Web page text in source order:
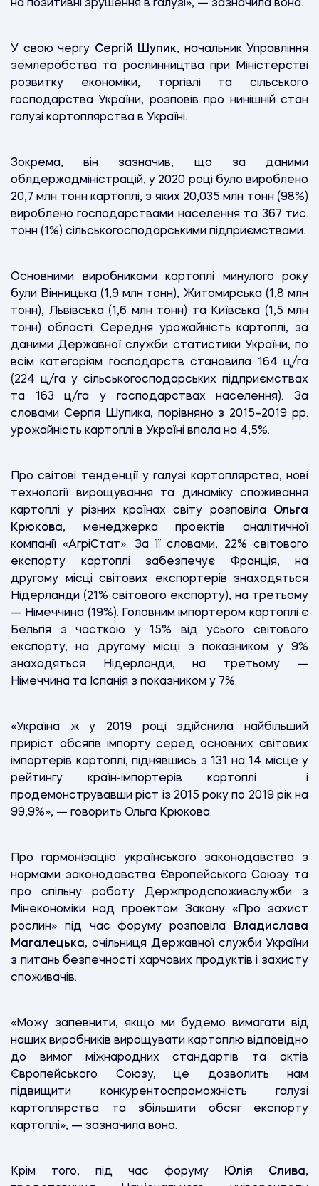
на позитивні зрушення в галузі», — зазначила вона.
У свою чергу Сергій Шупик, начальник Управління
землеробства та рослинництва при Міністерстві
розвитку економіки, торгівлі та сільського
господарства України, розповів про нинішній стан
галузі картоплярства в Україні.
Зокрема, він зазначив, що за даними
облдержадміністрацій, у 2020 році було вироблено
20,7 млн тонн картоплі, з яких 20,035 млн тонн (98%)
вироблено господарствами населення та 367 тис.
тонн (1%) сільськогосподарськими підприємствами.
Основними виробниками картоплі минулого року
були Вінницька (1,9 млн тонн), Житомирська (1,8 млн
тонн), Львівська (1,6 млн тонн) та Київська (1,5 млн
тонн) області. Середня урожайність картоплі, за
даними Державної служби статистики України, по
всім категоріям господарств становила 164 ц/га
(224 ц/га у сільськогосподарських підприємствах
та 163 ц/га у господарствах населення). За
словами Сергія Шупика, порівняно з 2015–2019 рр.
урожайність картоплі в Україні впала на 4,5%.
Про світові тенденції у галузі картоплярства, нові
технології вирощування та динаміку споживання
картоплі у різних країнах світу розповіла Ольга
Крюкова, менеджерка проектів аналітичної
компанії «АгріСтат». За її словами, 22% світового
експорту картоплі забезпечує Франція, на
другому місці світових експортерів знаходяться
Нідерланди (21% світового експорту), на третьому
— Німеччина (19%). Головним імпортером картоплі є
Бельгія з часткою у 15% від усього світового
експорту, на другому місці з показником у 9%
знаходяться Нідерланди, на третьому —
Німеччина та Іспанія з показником у 7%.
«Україна ж у 2019 році здійснила найбільший
приріст обсягів імпорту серед основних світових
імпортерів картоплі, піднявшись з 131 на 14 місце у
рейтингу країн-імпортерів картоплі і
продемонструвавши ріст із 2015 року по 2019 рік на
99,9%», — говорить Ольга Крюкова.
Про гармонізацію українського законодавства з
нормами законодавства Європейського Союзу та
про спільну роботу Держпродспоживслужби з
Мінекономіки над проектом Закону «Про захист
рослин» під час форуму розповіла
Владислава
Магалецька, очільниця Державної служби України
з питань безпечності харчових продуктів і захисту
споживачів.
«Можу запевнити, якщо ми будемо вимагати від
наших виробників вирощувати картоплю відповідно
до вимог міжнародних стандартів та актів
Європейського Союзу, це дозволить нам
підвищити конкурентоспроможність галузі
картоплярства та збільшити обсяг експорту
картоплі», — зазначила вона.
Крім того, під час форуму Юлія Слива,